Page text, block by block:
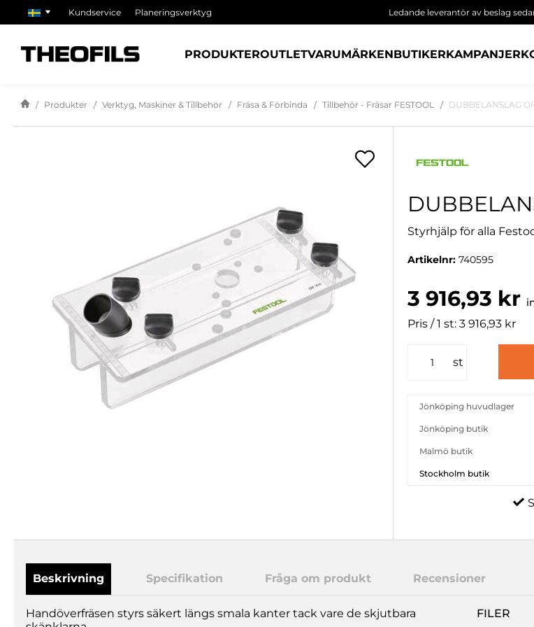
Kundservice Planeringsverktyg Ledande leverantör av beslag
PRODUKTEROUTLETVARUMÄRKENBUTIKERKAMPANJER
Produkter Verktyg, Maskiner & Tillbehör Fräsa & Förbinda Tillbehör - Fräsar FESTOOL DUBBELANSLAG
Styrhjälp för alla
Artikelnr:740595
3 916,93 kr
Pris / 1 st: 3 916,93 kr
st
Jönköping huvudlager
Jönköping butik
Malmö butik
Stockholm butik
Beskrivning Specifikation Fråga om produkt Recensioner
Handöverfräsen styrs säkert längs smala kanter tack vare de skjutbara
FILER